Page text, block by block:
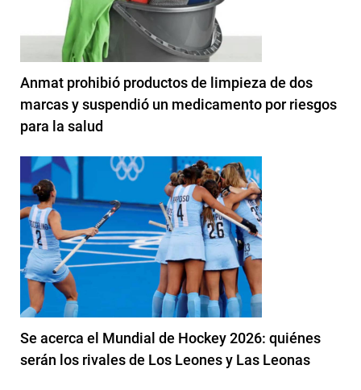
Anmat prohibió productos de limpieza de dos
marcas y suspendió un medicamento por riesgos
para la salud
Se acerca el Mundial de Hockey 2026: quiénes
serán los rivales de Los Leones y Las Leonas